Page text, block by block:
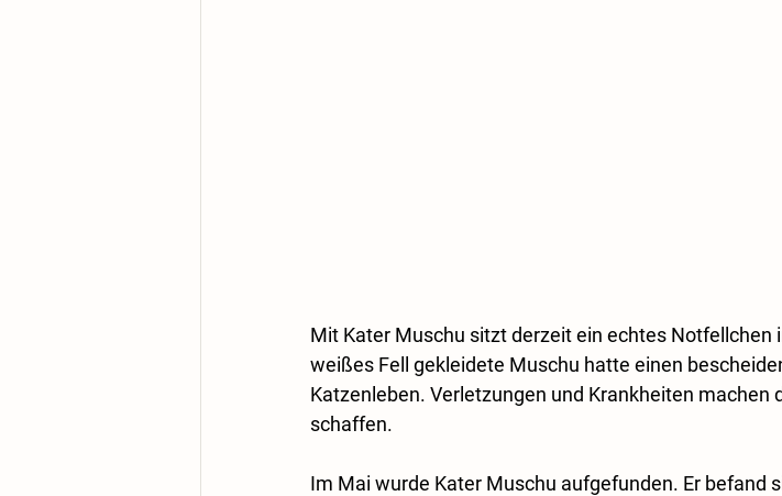
Mit Kater Muschu sitzt derzeit ein echtes Notfellchen
weißes Fell gekleidete Muschu hatte einen
Katzenleben. Verletzungen und Krankheiten machen
schaffen.
Im Mai wurde Kater Muschu aufgefunden. Er befand